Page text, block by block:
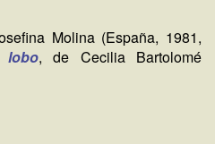
Molina (España, 1981,
lobo, de Cecilia Bartolomé